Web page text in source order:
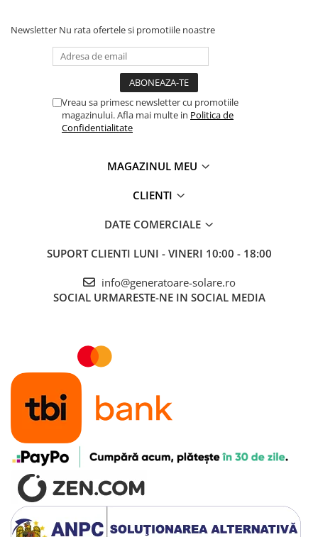
Newsletter Nu rata ofertele si promotiile noastre
Vreau sa primesc newsletter cu promotiile
magazinului. Afla mai multe in Politica de
Confidentialitate
MAGAZINUL MEU
CLIENTI
DATE COMERCIALE
SUPORT CLIENTI LUNI - VINERI 10:00 - 18:00
info@generatoare-solare.ro
SOCIAL URMARESTE-NE IN SOCIAL MEDIA